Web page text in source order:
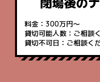
料金
300万円～
貸切可能人数
ご相談
貸切不可日
ご相談く